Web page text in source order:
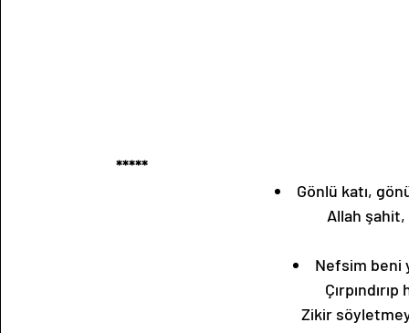
*****
Gönlü katı,
Allah şahit,
Nefsim beni
Zikir